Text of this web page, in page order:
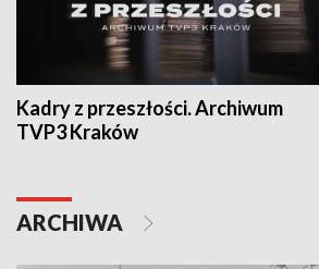
Kadry z przeszłości. Archiwum
TVP3 Kraków
ARCHIWA